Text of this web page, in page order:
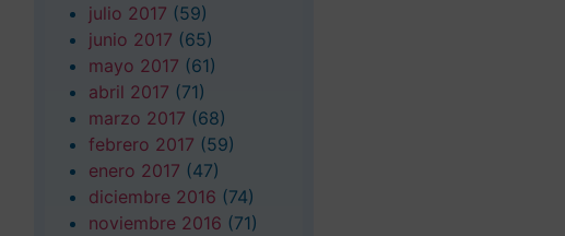
julio 2017 (59)
junio 2017 (65)
mayo 2017 (61)
abril 2017 (71)
marzo 2017 (68)
febrero 2017 (59)
enero 2017 (47)
diciembre 2016 (74)
noviembre 2016 (71)